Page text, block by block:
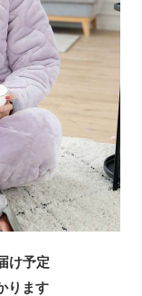
け予定
ります